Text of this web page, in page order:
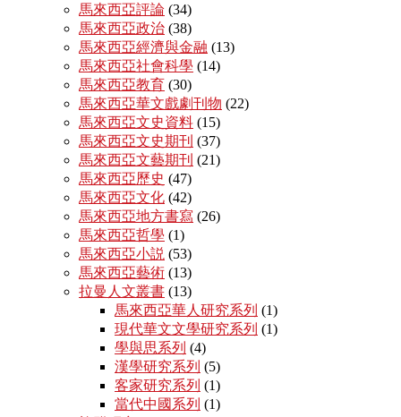
馬來西亞評論 (34)
馬來西亞政治 (38)
馬來西亞經濟與金融 (13)
馬來西亞社會科學 (14)
馬來西亞教育 (30)
馬來西亞華文戲劇刊物 (22)
馬來西亞文史資料 (15)
馬來西亞文史期刊 (37)
馬來西亞文藝期刊 (21)
馬來西亞歷史 (47)
馬來西亞文化 (42)
馬來西亞地方書寫 (26)
馬來西亞哲學 (1)
馬來西亞小説 (53)
馬來西亞藝術 (13)
拉曼人文叢書 (13)
馬來西亞華人研究系列 (1)
現代華文文學研究系列 (1)
學與思系列 (4)
漢學研究系列 (5)
客家研究系列 (1)
當代中國系列 (1)